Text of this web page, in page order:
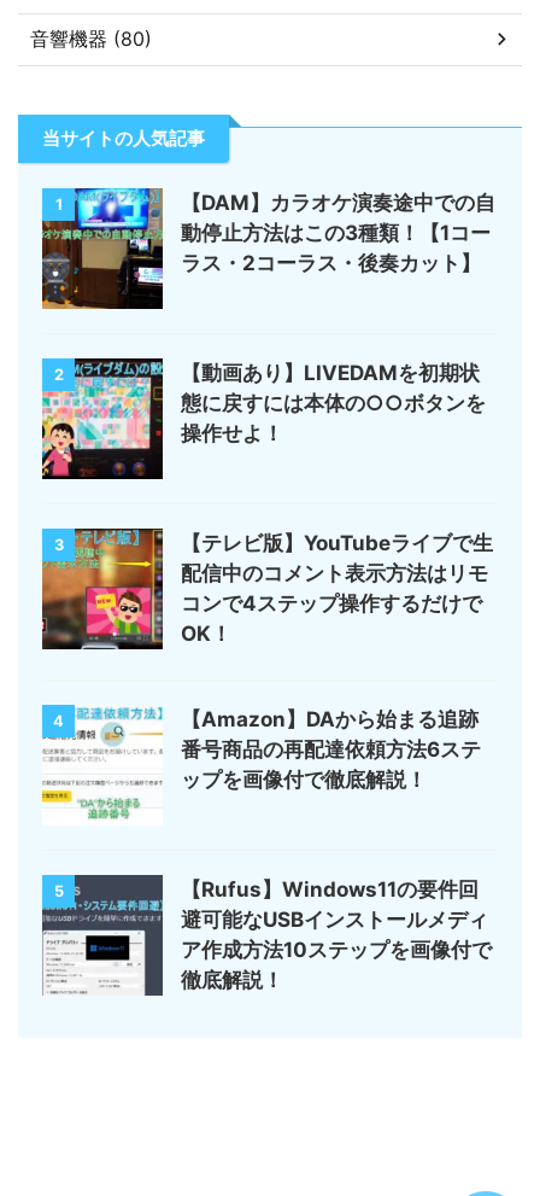
音響機器 (80)
当サイトの人気記事
1
【DAM】カラオケ演奏途中での自
動停止方法はこの3種類！【1コー
ラス・2コーラス・後奏カット】
2
【動画あり】LIVEDAMを初期状
態に戻すには本体の○○ボタンを
操作せよ！
3
【テレビ版】YouTubeライブで生
配信中のコメント表示方法はリモ
コンで4ステップ操作するだけで
OK！
4
【Amazon】DAから始まる追跡
番号商品の再配達依頼方法6ステ
ップを画像付で徹底解説！
5
【Rufus】Windows11の要件回
避可能なUSBインストールメディ
ア作成方法10ステップを画像付で
徹底解説！